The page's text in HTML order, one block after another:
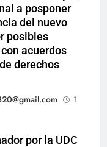
a posponer
del nuevo
posibles
acuerdos
derechos
1
por la UDC